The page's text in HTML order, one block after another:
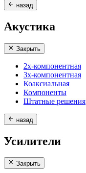
назад
Акустика
Закрыть
2х-компонентная
3х-компонентная
Коаксиальная
Компоненты
Штатные решения
назад
Усилители
Закрыть